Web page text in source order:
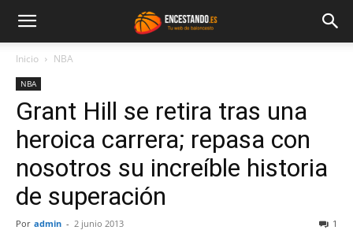
Inicio NBA
NBA
Grant Hill se retira tras una
heroica carrera; repasa con
nosotros su increíble historia
de superación
Por admin - 2 junio 2013 1